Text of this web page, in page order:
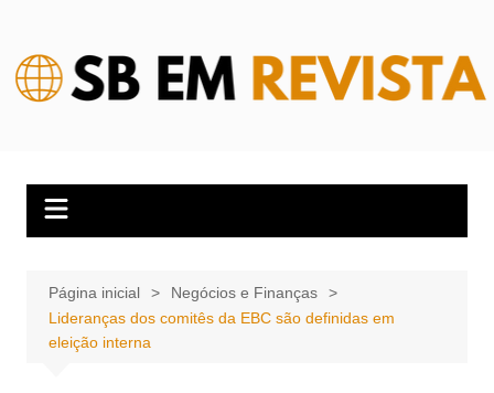
conteúdo
Página inicial
Negócios e Finanças
Lideranças dos comitês da EBC são definidas em
eleição interna